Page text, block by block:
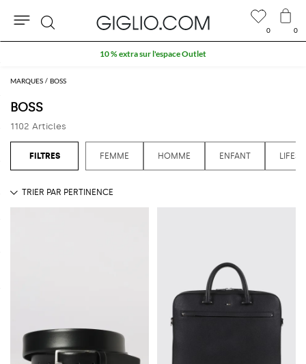
MARQUES BOSS
BOSS
1102 Articles
FEMME HOMME ENFANT
0 0
Rechercher
10 % extra sur l'espace Outlet